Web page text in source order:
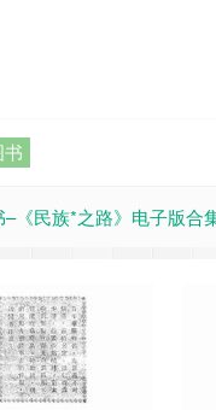
–《民族*之路》电子版合